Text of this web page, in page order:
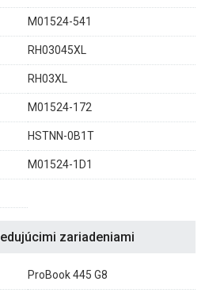
M01524-541
RH03045XL
RH03XL
M01524-172
HSTNN-0B1T
M01524-1D1
zariadeniami
ProBook 445 G8